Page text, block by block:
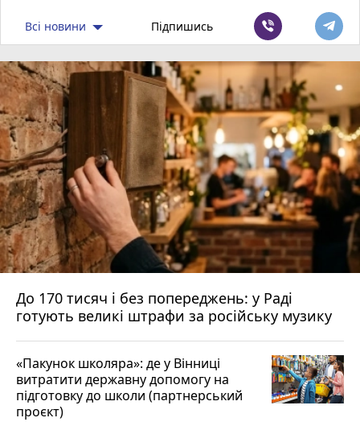
Всі новини Підпишись
До 170 тисяч і без попереджень: у Раді
готують великі штрафи за російську музику
«Пакунок школяра»: де у Вінниці
витратити державну допомогу на
підготовку до школи (партнерський
проєкт)